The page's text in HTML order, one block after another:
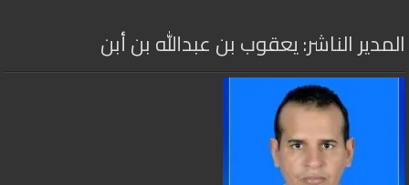
المدير الناشر: يعقوب بن عبدالله بن أبن